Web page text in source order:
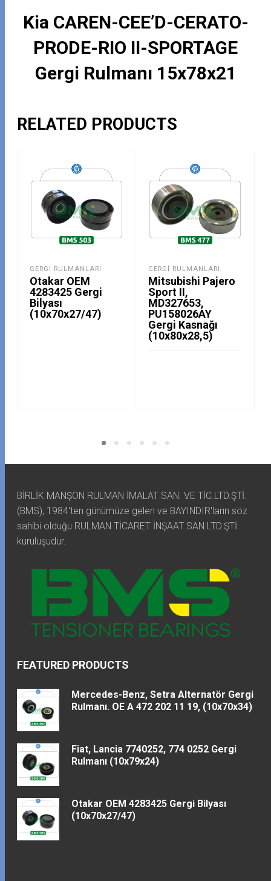
Kia CAREN-CEE’D-CERATO-
PRODE-RIO II-SPORTAGE
Gergi Rulmanı 15x78x21
RELATED PRODUCTS
GERGI RULMANLARI
Otakar OEM
4283425 Gergi
Bilyası
(10x70x27/47)
GERGI RULMANLARI
Mitsubishi Pajero
Sport II,
MD327653,
PU158026AY
Gergi Kasnağı
(10x80x28,5)
BİRLİK MANŞON RULMAN İMALAT SAN. VE TİC.LTD.ŞTİ.
(BMS), 1984'ten günümüze gelen ve BAYINDIR'ların söz
sahibi olduğu RULMAN TİCARET İNŞAAT SAN.LTD.ŞTİ.
kuruluşudur.
FEATURED PRODUCTS
Mercedes-Benz, Setra Alternatör Gergi
Rulmanı. OE A 472 202 11 19, (10x70x34)
Fiat, Lancia 7740252, 774 0252 Gergi
Rulmanı (10x79x24)
Otakar OEM 4283425 Gergi Bilyası
(10x70x27/47)